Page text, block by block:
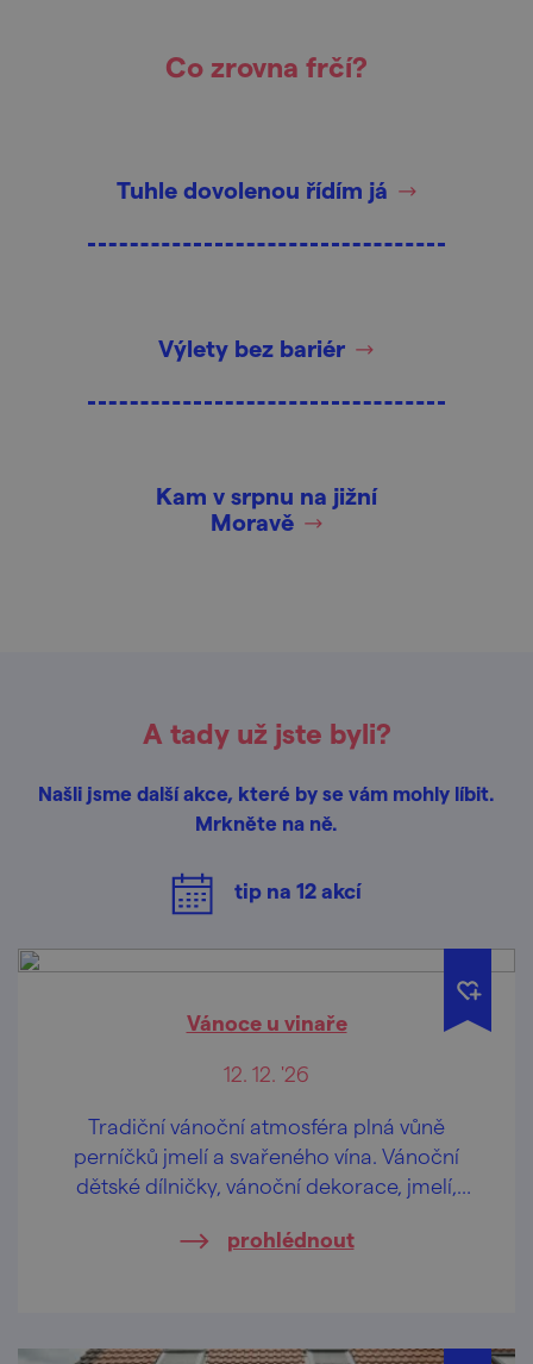
Co zrovna frčí?
Tuhle dovolenou řídím já
Výlety bez bariér
Kam v srpnu na jižní
Moravě
A tady už jste byli?
Našli jsme další akce, které by se vám mohly líbit.
Mrkněte na ně.
tip na 12akcí
Vánoce u vinaře
12. 12. '26
Tradiční vánoční atmosféra plná vůně
perníčků jmelí a svařeného vína. Vánoční
dětské dílničky, vánoční dekorace, jmelí,
prohlédnout